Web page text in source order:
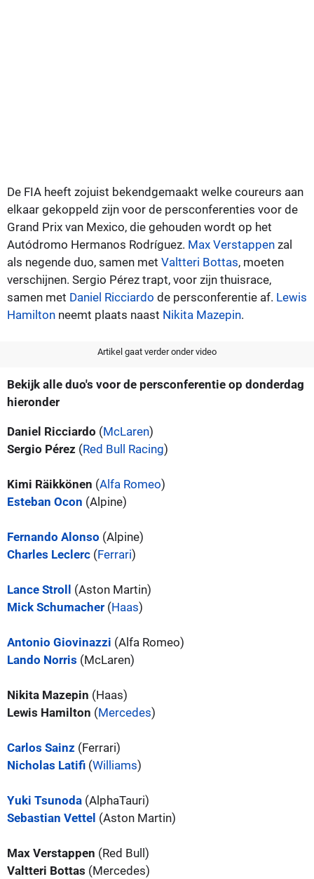
De FIA heeft zojuist bekendgemaakt welke coureurs aan
elkaar gekoppeld zijn voor de persconferenties voor de
Grand Prix van Mexico, die gehouden wordt op het
Autódromo Hermanos Rodríguez. Max Verstappen zal
als negende duo, samen met Valtteri Bottas, moeten
verschijnen. Sergio Pérez trapt, voor zijn thuisrace,
samen met Daniel Ricciardo de persconferentie af. Lewis
Hamilton neemt plaats naast Nikita Mazepin.
Artikel gaat verder onder video
Bekijk alle duo's voor de persconferentie op donderdag
hieronder
Daniel Ricciardo (McLaren)
Sergio Pérez (Red Bull Racing)
Kimi Räikkönen (Alfa Romeo)
Esteban Ocon (Alpine)
Fernando Alonso (Alpine)
Charles Leclerc (Ferrari)
Lance Stroll (Aston Martin)
Mick Schumacher (Haas)
Antonio Giovinazzi (Alfa Romeo)
Lando Norris (McLaren)
Nikita Mazepin (Haas)
Lewis Hamilton (Mercedes)
Carlos Sainz (Ferrari)
Nicholas Latifi (Williams)
Yuki Tsunoda (AlphaTauri)
Sebastian Vettel (Aston Martin)
Max Verstappen (Red Bull)
Valtteri Bottas (Mercedes)